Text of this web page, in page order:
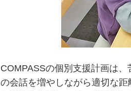
COMPASSの個別支援計画は
の会話を増やしながら適切な